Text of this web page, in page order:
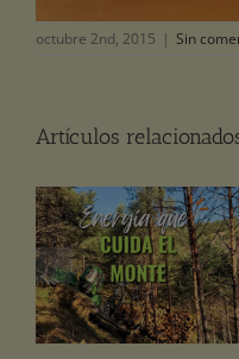
octubre 2nd, 2015 | Sin
Artículos
El clareo de pinos:
es y por qué
en la cadena del